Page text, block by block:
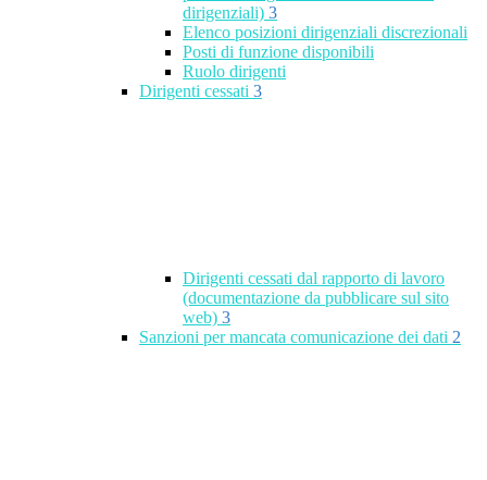
dirigenziali) 3
Elenco posizioni dirigenziali discrezionali
Posti di funzione disponibili
Ruolo dirigenti
Dirigenti cessati 3
Dirigenti cessati dal rapporto di lavoro
(documentazione da pubblicare sul sito
web) 3
Sanzioni per mancata comunicazione dei dati 2